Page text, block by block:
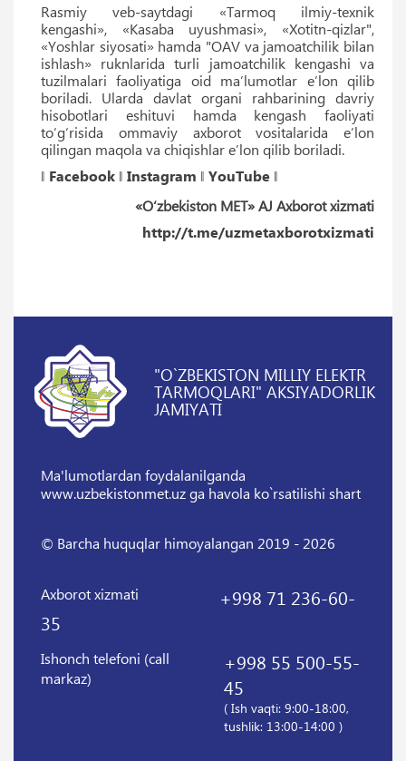
Rasmiy veb-saytdagi «Tarmoq ilmiy-texnik
kengashi», «Kasaba uyushmasi», «Xotitn-qizlar",
«Yoshlar siyosati» hamda "OAV va jamoatchilik bilan
ishlash» ruknlarida turli jamoatchilik kengashi va
tuzilmalari faoliyatiga oid maʼlumotlar eʼlon qilib
boriladi. Ularda davlat organi rahbarining davriy
hisobotlari eshituvi hamda kengash faoliyati
to‘g‘risida ommaviy axborot vositalarida eʼlon
qilingan maqola va chiqishlar eʼlon qilib boriladi.
‖ Facebook ‖ Instagram ‖ YouTube ‖
«O‘zbekiston MET» AJ Axborot xizmati
http://t.me/uzmetaxborotxizmati
"O`ZBEKISTON MILLIY ELEKTR
TARMOQLARI" AKSIYADORLIK
JAMIYATI
Ma'lumotlardan foydalanilganda
www.uzbekistonmet.uz ga havola ko`rsatilishi shart
© Barcha huquqlar himoyalangan 2019 - 2026
Axborot xizmati
+998 71 236-60-
35
Ishonch telefoni (call
markaz)
+998 55 500-55-
45
( Ish vaqti: 9:00-18:00,
tushlik: 13:00-14:00 )